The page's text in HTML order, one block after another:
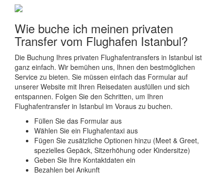
Wie buche ich meinen privaten
Transfer vom Flughafen Istanbul?
Die Buchung Ihres privaten Flughafentransfers in Istanbul ist
ganz einfach. Wir bemühen uns, Ihnen den bestmöglichen
Service zu bieten. Sie müssen einfach das Formular auf
unserer Website mit Ihren Reisedaten ausfüllen und sich
entspannen. Folgen Sie den Schritten, um Ihren
Flughafentransfer in Istanbul im Voraus zu buchen.
Füllen Sie das Formular aus
Wählen Sie ein Flughafentaxi aus
Fügen Sie zusätzliche Optionen hinzu (Meet & Greet,
spezielles Gepäck, Sitzerhöhung oder Kindersitze)
Geben Sie Ihre Kontaktdaten ein
Bezahlen bei Ankunft